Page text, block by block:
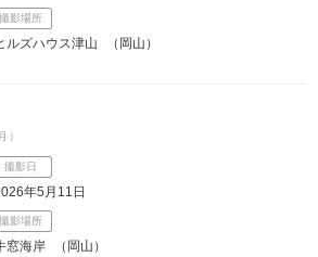
撮影場所
ルズハウス津山 （岡山）
）
撮影日
年5月11日
撮影場所
窓海岸 （岡山）